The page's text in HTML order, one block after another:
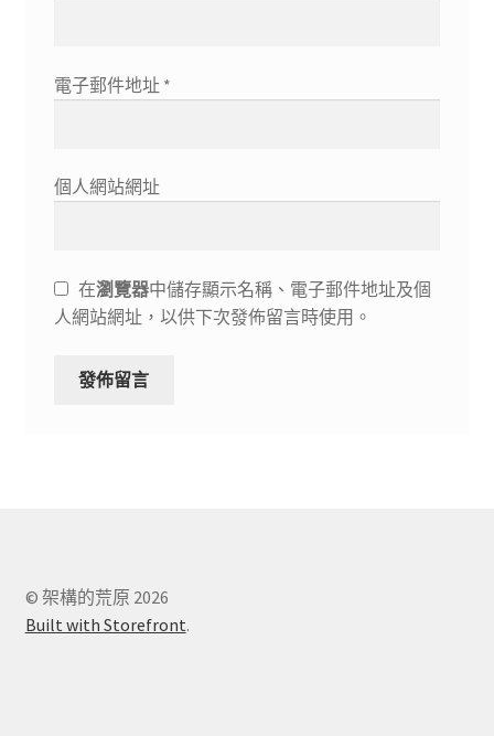
電子郵件地址 *
個人網站網址
在瀏覽器中儲存顯示名稱、電子郵件地址及個
人網站網址，以供下次發佈留言時使用。
© 架構的荒原 2026
Built with Storefront.